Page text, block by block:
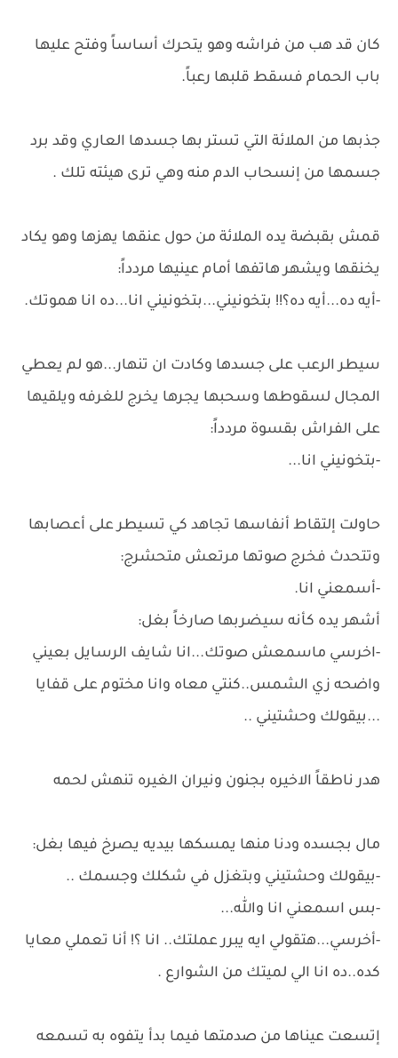
كان قد هب من فراشه وهو يتحرك أساساً وفتح عليها
باب الحمام فسقط قلبها رعباً.
جذبها من الملائة التي تستر بها جسدها العاري وقد برد
جسمها من إنسحاب الدم منه وهي ترى هيئته تلك .
قمش بقبضة يده الملائة من حول عنقها يهزها وهو يكاد
يخنقها ويشهر هاتفها أمام عينيها مردداً:
-أيه ده...أيه ده؟!! بتخونيني...بتخونيني انا...ده انا هموتك.
سيطر الرعب على جسدها وكادت ان تنهار...هو لم يعطي
المجال لسقوطها وسحبها يجرها يخرج للغرفه ويلقيها
على الفراش بقسوة مردداً:
-بتخونيني انا...
حاولت إلتقاط أنفاسها تجاهد كي تسيطر على أعصابها
وتتحدث فخرج صوتها مرتعش متحشرج:
-أسمعني انا.
أشهر يده كأنه سيضربها صارخاً بغل:
-اخرسي ماسمعش صوتك...انا شايف الرسايل بعيني
واضحه زي الشمس..كنتي معاه وانا مختوم على قفايا
...بيقولك وحشتيني ..
هدر ناطقاً الاخيره بجنون ونيران الغيره تنهش لحمه
مال بجسده ودنا منها يمسكها بيديه يصرخ فيها بغل:
-بيقولك وحشتيني وبتغزل في شكلك وجسمك ..
-بس اسمعني انا والله...
-أخرسي...هتقولي ايه يبرر عملتك.. انا ؟! أنا تعملي معايا
كده..ده انا الي لميتك من الشوارع .
إتسعت عيناها من صدمتها فيما بدأ يتفوه به تسمعه